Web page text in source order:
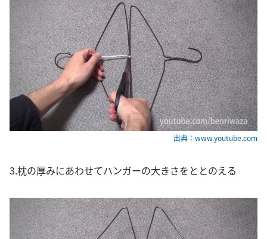
出典：www.youtube.com
3.枕の厚みにあわせてハンガーの大きさをととのえる